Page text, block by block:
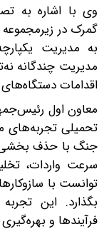
وی با اشاره به
گمرک در زیرمجموعه
به مدیریت
مدیریت چندگانه
اقدامات
معاون اول
تحمیلی تجربه‌های
جنگ با حذف بخشی
سرعت واردات،
توانست با
بگذارد. این
فرآیندها و